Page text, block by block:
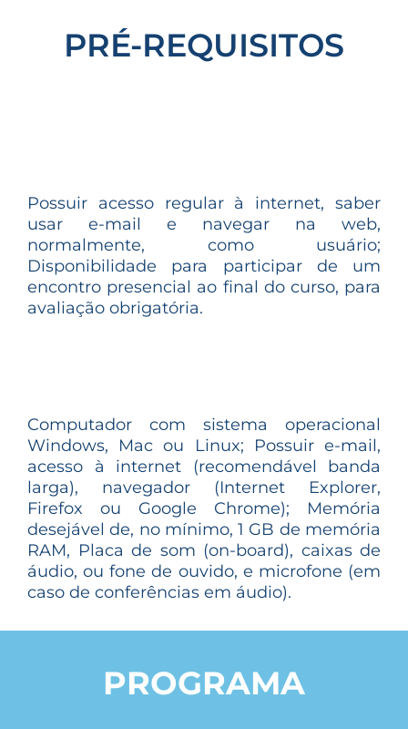
PRÉ-REQUISITOS
Possuir acesso regular à internet, saber
usar e-mail e navegar na web,
normalmente, como usuário;
Disponibilidade para participar de um
encontro presencial ao final do curso, para
avaliação obrigatória.
Computador com sistema operacional
Windows, Mac ou Linux; Possuir e-mail,
acesso à internet (recomendável banda
larga), navegador (Internet Explorer,
Firefox ou Google Chrome); Memória
desejável de, no mínimo, 1 GB de memória
RAM, Placa de som (on-board), caixas de
áudio, ou fone de ouvido, e microfone (em
caso de conferências em áudio).
PROGRAMA